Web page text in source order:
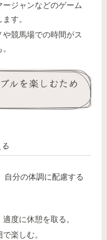
ージャンなどのゲーム
す。
や競馬場での時間がス
ルを楽しむため
自分の体調に配慮する
度に休憩を取る。
楽しむ。